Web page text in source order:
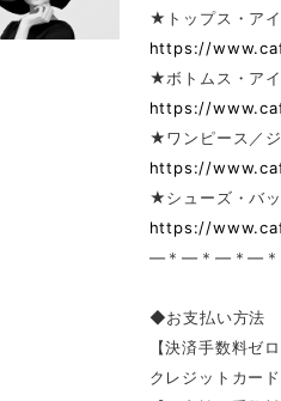
★トップス・ア
https://
★ボトムス・ア
https://
★ワンピース／
https://
★シューズ・バ
https://
—＊—＊—＊—
◆お支払い方法
【決済手数料ゼ
クレジットカード